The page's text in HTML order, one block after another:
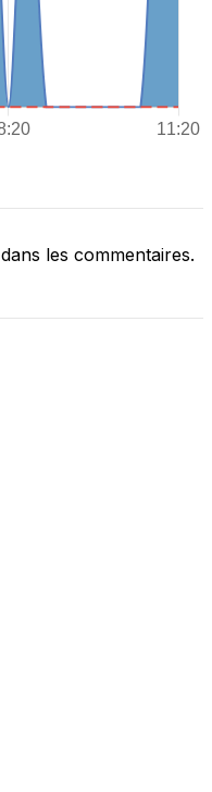
les commentaires.